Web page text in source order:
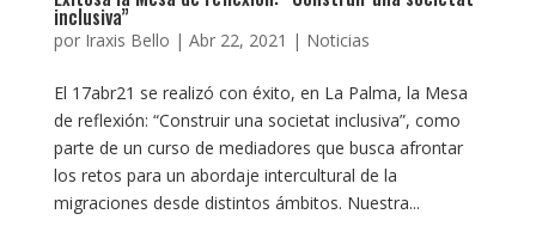
inclusiva”
por Iraxis Bello | Abr 22, 2021 | Noticias
El 17abr21 se realizó con éxito, en La Palma, la Mesa
de reflexión: “Construir una societat inclusiva”, como
parte de un curso de mediadores que busca afrontar
los retos para un abordaje intercultural de la
migraciones desde distintos ámbitos. Nuestra...